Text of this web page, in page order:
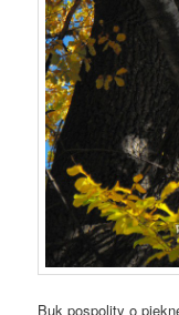
Buk pospolity o